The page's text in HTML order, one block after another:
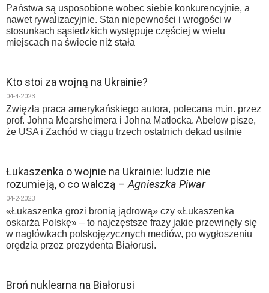
Państwa są usposobione wobec siebie konkurencyjnie, a
nawet rywalizacyjnie. Stan niepewności i wrogości w
stosunkach sąsiedzkich występuje częściej w wielu
miejscach na świecie niż stała
Kto stoi za wojną na Ukrainie?
04-4-2023
Zwięzła praca amerykańskiego autora, polecana m.in. przez
prof. Johna Mearsheimera i Johna Matlocka. Abelow pisze,
że USA i Zachód w ciągu trzech ostatnich dekad usilnie
Łukaszenka o wojnie na Ukrainie: ludzie nie
rozumieją, o co walczą – Agnieszka Piwar
04-2-2023
«Łukaszenka grozi bronią jądrową» czy «Łukaszenka
oskarża Polskę» – to najczęstsze frazy jakie przewinęły się
w nagłówkach polskojęzycznych mediów, po wygłoszeniu
orędzia przez prezydenta Białorusi.
Broń nuklearna na Białorusi